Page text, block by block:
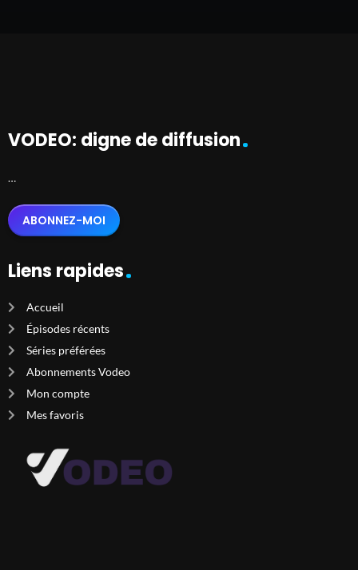
VODEO: digne de diffusion
…
ABONNEZ-MOI
Liens rapides
Accueil
Épisodes récents
Séries préférées
Abonnements Vodeo
Mon compte
Mes favoris